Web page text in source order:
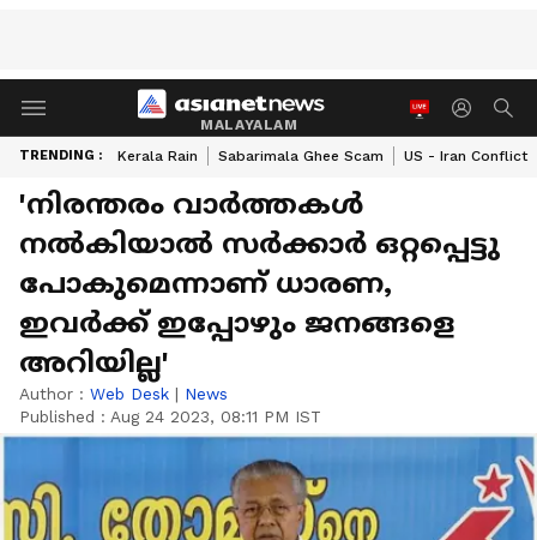
MALAYALAM
TRENDING : Kerala Rain Sabarimala Ghee Scam US - Iran Conflict
'നിരന്തരം വാർത്തകൾ
നൽകിയാൽ സർക്കാർ ഒറ്റപ്പെട്ടു
പോകുമെന്നാണ് ധാരണ,
ഇവർക്ക് ഇപ്പോഴും ജനങ്ങളെ
അറിയില്ല'
Author : Web Desk | News
Published : Aug 24 2023, 08:11 PM IST